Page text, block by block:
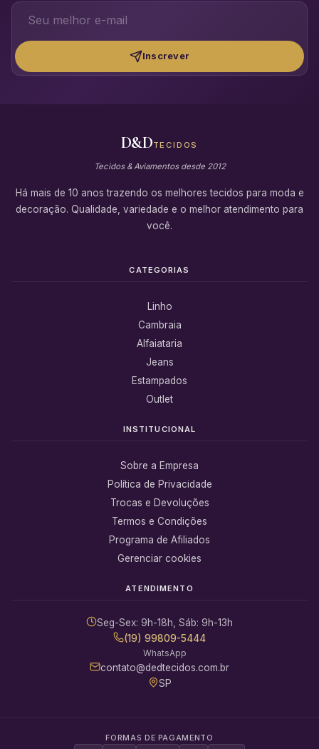
Inscrever
D&DTECIDOS
Tecidos & Aviamentos desde 2012
Há mais de 10 anos trazendo os melhores tecidos para moda e
decoração. Qualidade, variedade e o melhor atendimento para
você.
CATEGORIAS
Linho
Cambraia
Alfaiataria
Jeans
Estampados
Outlet
INSTITUCIONAL
Sobre a Empresa
Política de Privacidade
Trocas e Devoluções
Termos e Condições
Programa de Afiliados
Gerenciar cookies
ATENDIMENTO
Seg-Sex: 9h-18h, Sáb: 9h-13h
(19) 99809-5444
WhatsApp
contato@dedtecidos.com.br
SP
FORMAS DE PAGAMENTO